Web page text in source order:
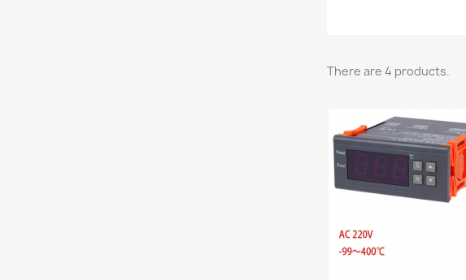
There are 4 products.